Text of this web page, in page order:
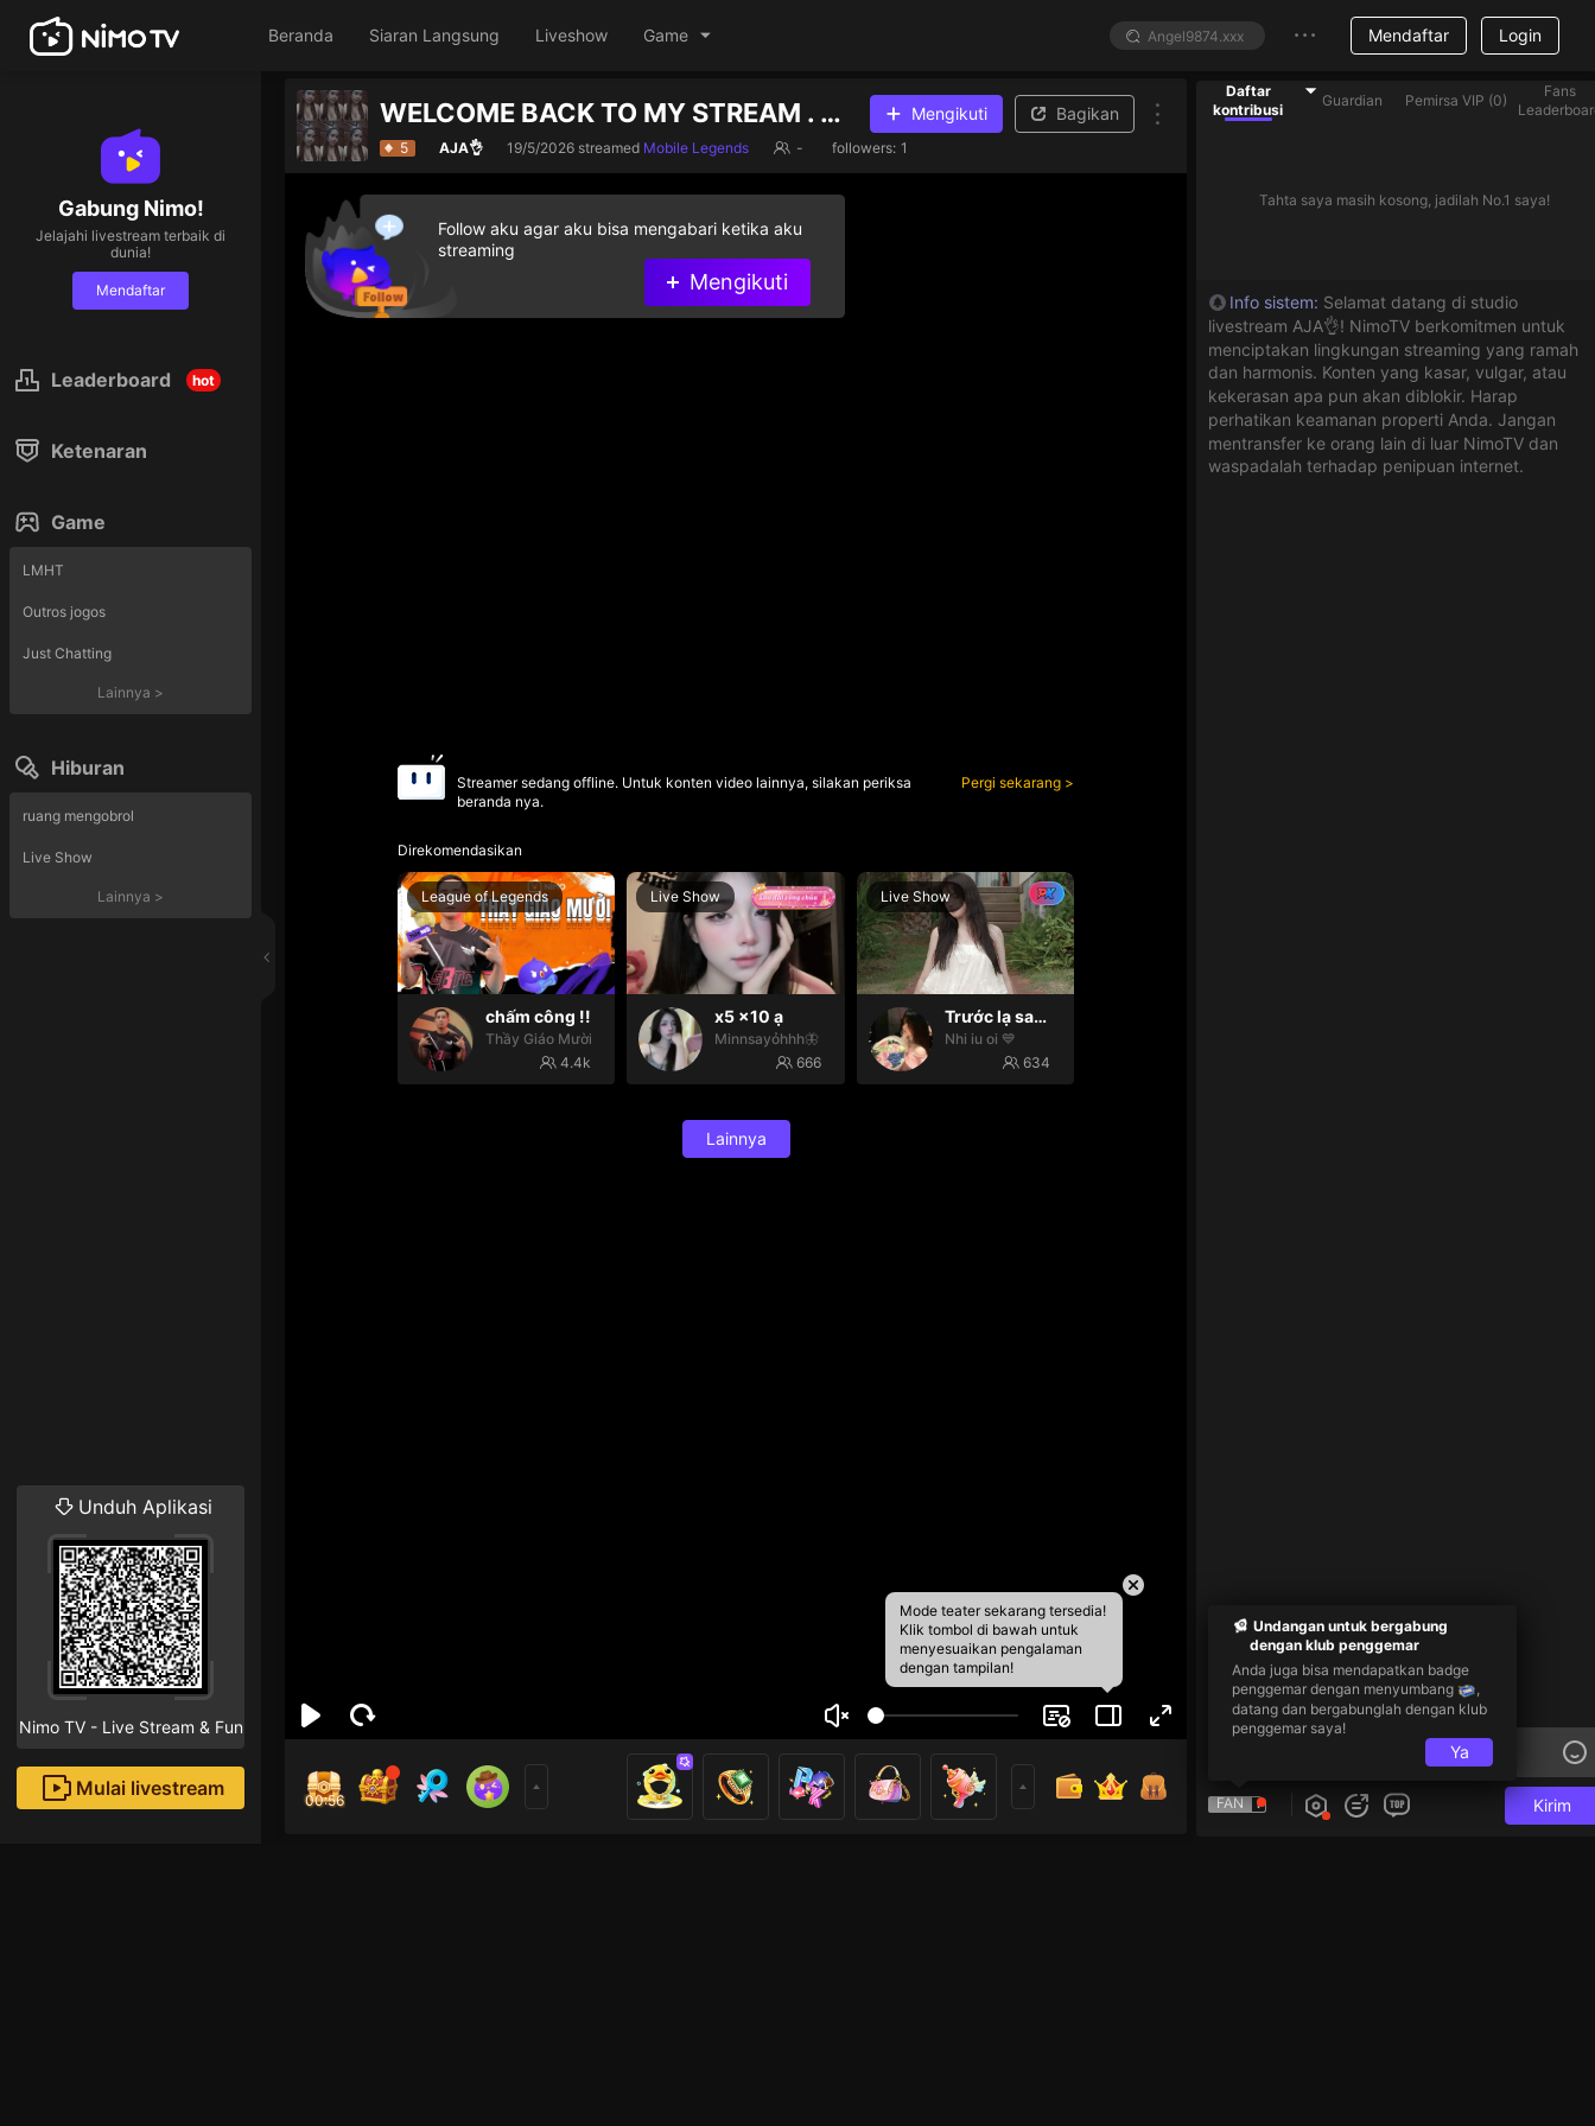
Beranda Siaran Langsung Liveshow Game Mendaftar Login
Gabung Nimo!
Jelajahi livestream terbaik di
dunia!
Mendaftar
Leaderboard hot
Ketenaran
Game
LMHT
Outros jogos
Just Chatting
Lainnya >
Hiburan
ruang mengobrol
Live Show
Lainnya >
Unduh Aplikasi
Nimo TV - Live Stream & Fun
Mulai livestream
WELCOME BACK TO MY STREAM . MAGLALIVE NA ULET TAYO Mengikuti Bagikan
5 AJA👌 19/5/2026 streamed Mobile Legends - followers: 1
Mode teater sekarang tersedia!
Klik tombol di bawah untuk
menyesuaikan pengalaman
dengan tampilan!
Streamer sedang offline. Untuk konten video lainnya, silakan periksa
beranda nya.
Pergi sekarang
Direkomendasikan
League of Legends
chấm công !!
Thầy Giáo Mười
4.4k
Live Show
x5 x10 ạ
Minnsayỏhhh🦋
666
Live Show
Trước lạ sau thân 👀🫂
Nhi iu oi 💙
634
Lainnya
00:56
Follow aku agar aku bisa mengabari ketika aku
streaming
Mengikuti
Daftar
kontribusi
Guardian Pemirsa VIP (0)
Fans
Tahta saya masih kosong, jadilah No.1 saya!
Info sistem: Selamat datang di studio
livestream AJA👌! NimoTV berkomitmen untuk
menciptakan lingkungan streaming yang ramah
dan harmonis. Konten yang kasar, vulgar, atau
kekerasan apa pun akan diblokir. Harap
perhatikan keamanan properti Anda. Jangan
mentransfer ke orang lain di luar NimoTV dan
waspadalah terhadap penipuan internet.
FAN Kirim
Undangan untuk bergabung
dengan klub penggemar
Anda juga bisa mendapatkan badge
penggemar dengan menyumbang
,
datang dan bergabunglah dengan klub
penggemar saya!
Ya